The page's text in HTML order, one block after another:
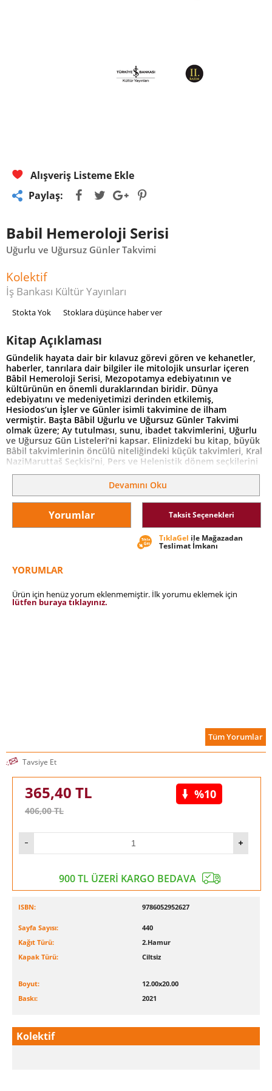
Alışveriş Listeme Ekle
Paylaş:
Babil Hemeroloji Serisi
Uğurlu ve Uğursuz Günler Takvimi
Kolektif
İş Bankası Kültür Yayınları
Stokta Yok Stoklara düşünce haber ver
Kitap Açıklaması
Gündelik hayata dair bir kılavuz görevi gören ve kehanetler,
haberler, tanrılara dair bilgiler ile mitolojik unsurlar içeren
Bâbil Hemeroloji Serisi, Mezopotamya edebiyatının ve
kültürünün en önemli duraklarından biridir. Dünya
edebiyatını ve medeniyetimizi derinden etkilemiş,
Hesiodos’un İşler ve Günler isimli takvimine de ilham
vermiştir. Başta Bâbil Uğurlu ve Uğursuz Günler Takvimi
olmak üzere; Ay tutulması, sunu, ibadet takvimlerini, Uğurlu
ve Uğursuz Gün Listeleri’ni kapsar. Elinizdeki bu kitap, büyük
Bâbil takvimlerinin öncülü niteliğindeki küçük takvimleri, Kral
NaziMaruttaš Seçkisi’ni, Pers ve Helenistik dönem seçkilerini
de içermektedir. Orijinal dillerinden (Bâbilce-Sümerce) ilk kez
Türkçeye çevrilen bu muazzam kaynak Hasan Âli Yücel
Devamını Oku
Yorumlar Taksit Seçenekleri
TıklaGel ile Mağazadan
Teslimat İmkanı
YORUMLAR
Ürün için henüz yorum eklenmemiştir. İlk yorumu eklemek için
lütfen buraya tıklayınız.
Tüm Yorumlar
Tavsiye Et
365,40 TL
406,00TL
%10
900 TL ÜZERİ KARGO BEDAVA
ISBN: 9786052952627
Sayfa Sayısı:
440
Kağıt Türü:
2.Hamur
Kapak Türü:
Ciltsiz
Boyut:
12.00x20.00
Baskı:
2021
Kolektif